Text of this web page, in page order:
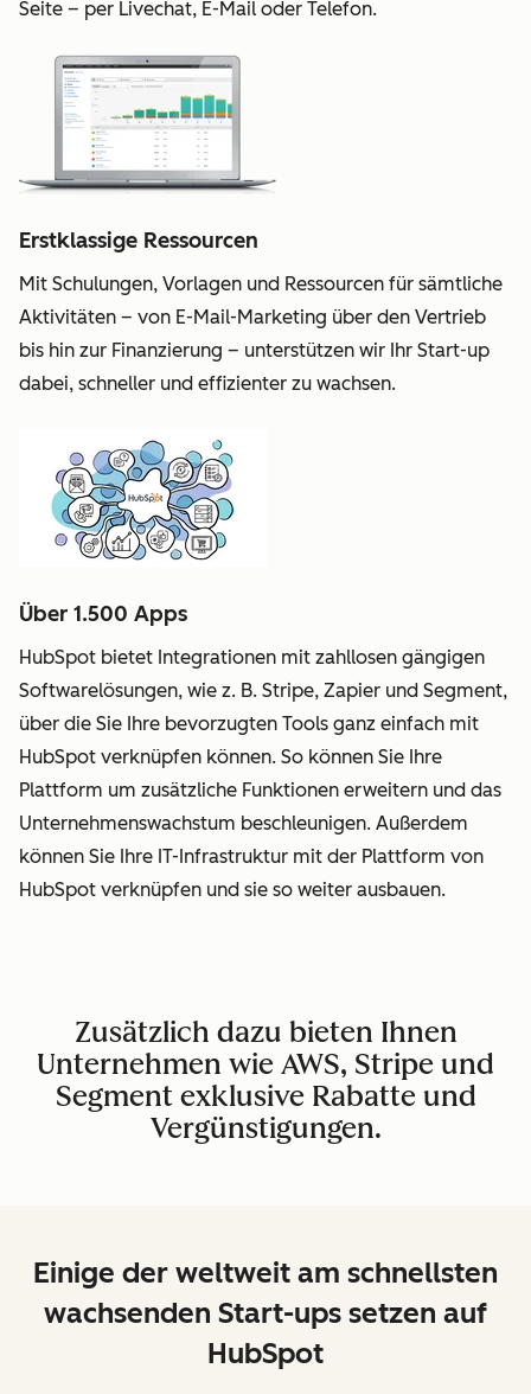
Seite – per Livechat, E-Mail oder Telefon.
Erstklassige Ressourcen
Mit Schulungen, Vorlagen und Ressourcen für sämtliche
Aktivitäten – von E-Mail-Marketing über den Vertrieb
bis hin zur Finanzierung – unterstützen wir Ihr Start-up
dabei, schneller und effizienter zu wachsen.
Über 1.500 Apps
HubSpot bietet Integrationen mit zahllosen gängigen
Softwarelösungen, wie z. B. Stripe, Zapier und Segment,
über die Sie Ihre bevorzugten Tools ganz einfach mit
HubSpot verknüpfen können. So können Sie Ihre
Plattform um zusätzliche Funktionen erweitern und das
Unternehmenswachstum beschleunigen. Außerdem
können Sie Ihre IT-Infrastruktur mit der Plattform von
HubSpot verknüpfen und sie so weiter ausbauen.
Zusätzlich dazu bieten Ihnen
Unternehmen wie AWS, Stripe und
Segment exklusive Rabatte und
Vergünstigungen.
Einige der weltweit am schnellsten
wachsenden Start-ups setzen auf
HubSpot